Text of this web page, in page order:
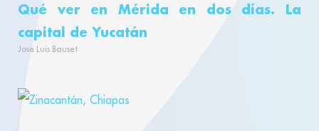
Qué ver en Mérida en dos días. La
capital de Yucatán
Jose Luis Bauset